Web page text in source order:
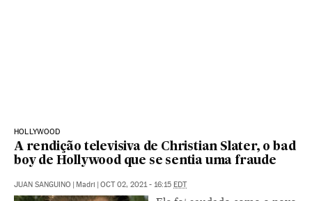
HOLLYWOOD
A rendição televisiva de Christian Slater, o bad
boy de Hollywood que se sentia uma fraude
JUAN SANGUINO | Madri | OCT 02, 2021 - 16:15 EDT